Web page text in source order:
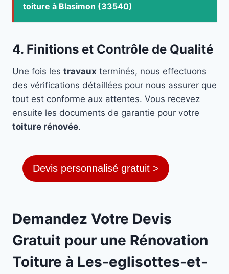
toiture à Blasimon (33540)
4. Finitions et Contrôle de Qualité
Une fois les travaux terminés, nous effectuons
des vérifications détaillées pour nous assurer que
tout est conforme aux attentes. Vous recevez
ensuite les documents de garantie pour votre
toiture rénovée.
Devis personnalisé gratuit >
Demandez Votre Devis
Gratuit pour une Rénovation
Toiture à Les-eglisottes-et-